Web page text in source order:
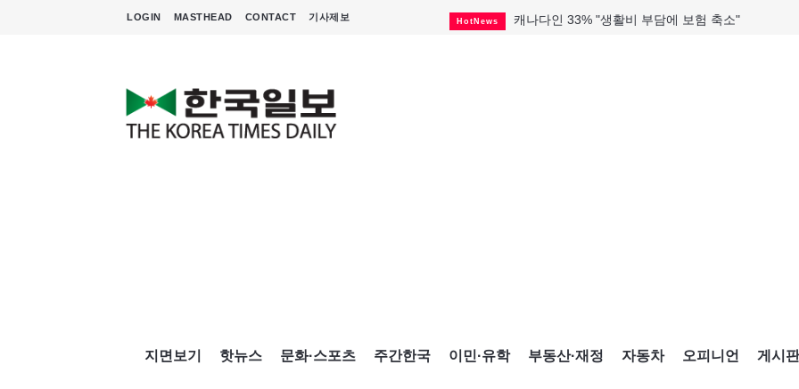
LOGIN MASTHEAD CONTACT 기사제보 HotNews 캐나다인 33% "생활비 부담에 보험 축소"
지면보기 핫뉴스 문화·스포츠 주간한국 이민·유학 부동산·재정 자동차 오피니언 게시판